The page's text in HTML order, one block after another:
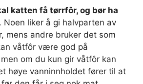
katten få tørrfôr, og bør ha
. Noen liker å gi halvparten av
mens andre bruker det som
våtfôr være god på
om du kun gir våtfôr kan
høye vanninnholdet fører til at